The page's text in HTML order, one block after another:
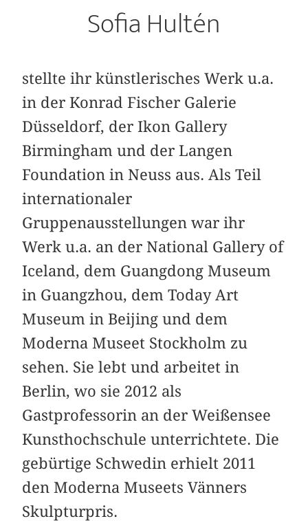
Sofia Hultén
stellte ihr künstlerisches Werk u.a.
in der Konrad Fischer Galerie
Düsseldorf, der Ikon Gallery
Birmingham und der Langen
Foundation in Neuss aus. Als Teil
internationaler
Gruppenausstellungen war ihr
Werk u.a. an der National Gallery of
Iceland, dem Guangdong Museum
in Guangzhou, dem Today Art
Museum in Beijing und dem
Moderna Museet Stockholm zu
sehen. Sie lebt und arbeitet in
Berlin, wo sie 2012 als
Gastprofessorin an der Weißensee
Kunsthochschule unterrichtete. Die
gebürtige Schwedin erhielt 2011
den Moderna Museets Vänners
Skulpturpris.